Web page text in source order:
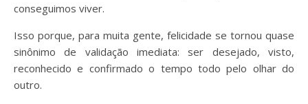
conseguimos viver.
Isso porque, para muita gente, felicidade se tornou quase
sinônimo de validação imediata: ser desejado, visto,
reconhecido e confirmado o tempo todo pelo olhar do
outro.